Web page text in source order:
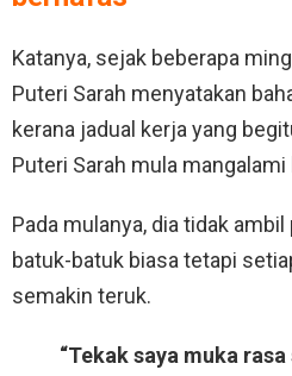
Katanya, sejak beberapa
Puteri Sarah menyatakan
kerana jadual kerja yang
Puteri Sarah mula
Pada mulanya, dia tidak
batuk-batuk biasa tetapi
semakin teruk.
“Tekak saya muka